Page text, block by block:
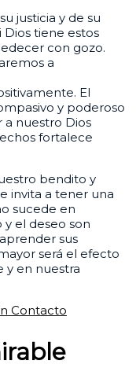
justicia y de su
tiene estos
con gozo.
a
El
y poderoso
a nuestro Dios
fortalece
bendito y
invita a tener una
sucede en
el deseo son
sus
será el efecto
y en nuestra
Contacto